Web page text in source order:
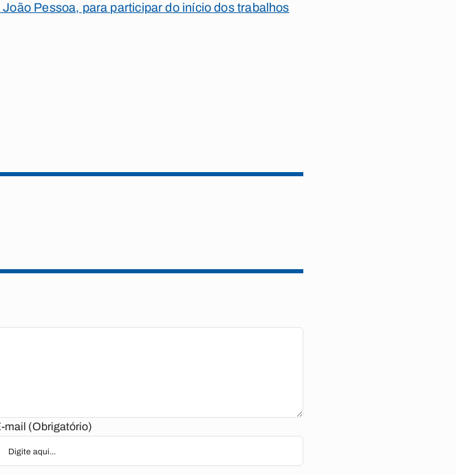
Pessoa, para participar do início dos trabalhos
mail (Obrigatório)